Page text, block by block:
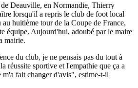
Deauville, en Normandie, Thierry
lorsqu'il a repris le club de foot local
huitième tour de la Coupe de France,
équipe. Aujourd'hui, adoubé par le maire
mairie.
du club, je ne pensais pas du tout à
réussite sportive et l'empathie que ça a
m'a fait changer d'avis", estime-t-il